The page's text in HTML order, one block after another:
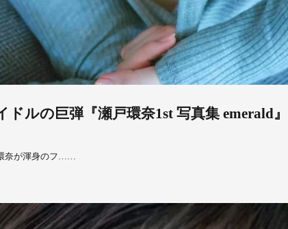
ルの巨弾『瀬戸環奈1st 写真集 emerald』
奈が渾身のフ……